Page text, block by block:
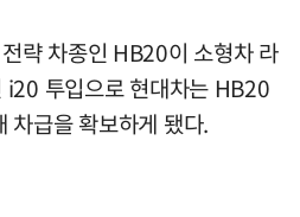
략 차종인 HB20이 소형차 라
i20 투입으로 현대차는 HB20
차급을 확보하게 됐다.